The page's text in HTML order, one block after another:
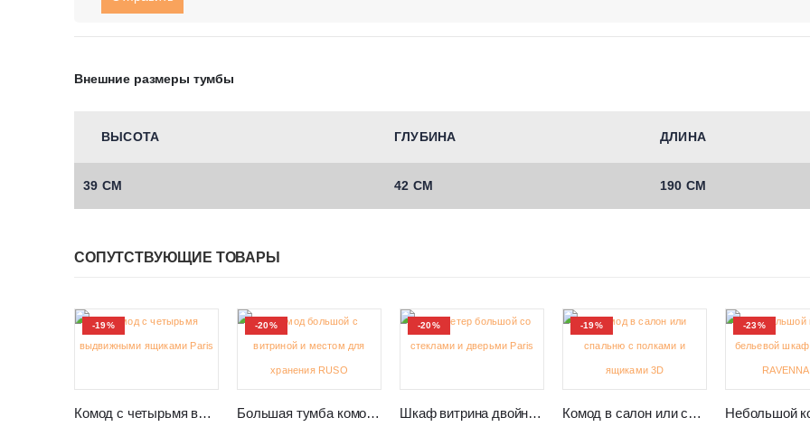
Внешние размеры тумбы
ВЫСОТА ГЛУБИНА ДЛИНА
39 СМ 42 СМ 190 СМ
СОПУТСТВУЮЩИЕ ТОВАРЫ
-19%
Комод с четырьмя выдвижными ящиками Paris
-20%
Большая тумба комод с дверцами и стеклами RUSO
-20%
Шкаф витрина двойной со стеклами в дверях и полками Paris
-19%
Комод в салон или спальню с полками и ящиками 3D
-23%